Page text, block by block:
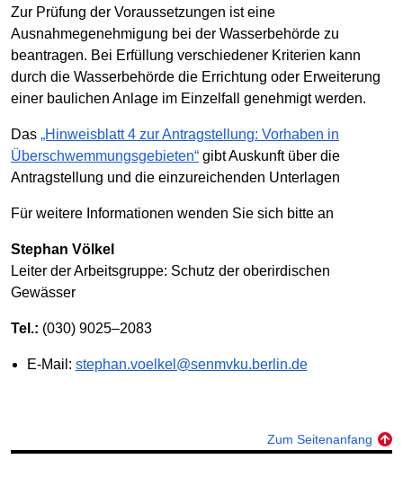
Zur Prüfung der Voraussetzungen ist eine
Ausnahmegenehmigung bei der Wasserbehörde zu
beantragen. Bei Erfüllung verschiedener Kriterien kann
durch die Wasserbehörde die Errichtung oder Erweiterung
einer baulichen Anlage im Einzelfall genehmigt werden.
Das „Hinweisblatt 4 zur Antragstellung: Vorhaben in
Überschwemmungsgebieten“ gibt Auskunft über die
Antragstellung und die einzureichenden Unterlagen
Für weitere Informationen wenden Sie sich bitte an
Stephan Völkel
Leiter der Arbeitsgruppe: Schutz der oberirdischen
Gewässer
Tel.: (030) 9025–2083
E-Mail: stephan.voelkel@senmvku.berlin.de
Zum Seitenanfang